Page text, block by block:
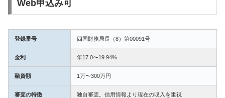
Web申込み可
登録番号 四国財務局長（8）第00091号
金利 年17.0〜19.94%
融資額 1万〜300万円
審査の特徴 独自審査。信用情報より現在の収入を重視